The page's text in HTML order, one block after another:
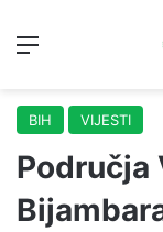
BIH VIJESTI
Područja